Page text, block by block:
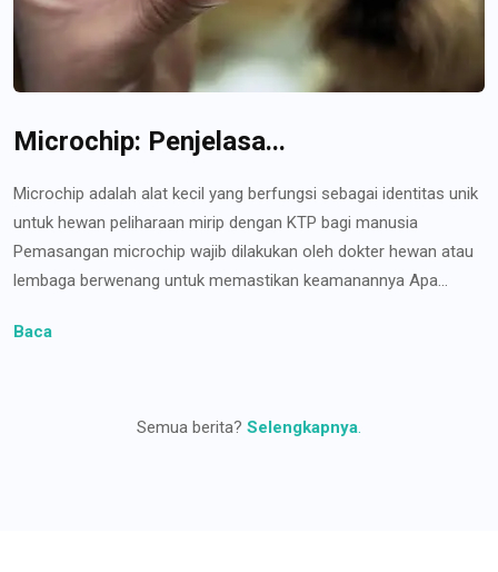
Microchip: Penjelasa...
Microchip adalah alat kecil yang berfungsi sebagai identitas unik
untuk hewan peliharaan mirip dengan KTP bagi manusia
Pemasangan microchip wajib dilakukan oleh dokter hewan atau
lembaga berwenang untuk memastikan keamanannya Apa...
Baca
Semua berita? Selengkapnya